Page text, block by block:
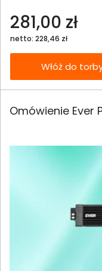
281,00 zł
netto: 228,46 zł
Włóż do
Omówienie Ever